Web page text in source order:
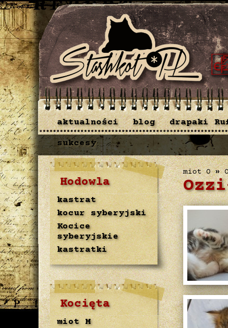
aktualności blog drapaki
sukcesy
Hodowla
kastrat
kocur syberyjski
Kocice
syberyjskie
kastratki
Kocięta
miot M
miot O»